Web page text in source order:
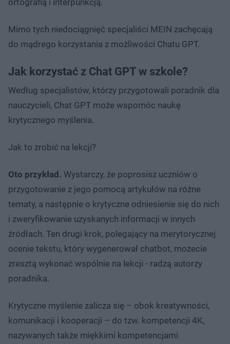
Mimo tych niedociągnięć specjaliści MEIN zachęcają
do mądrego korzystania z możliwości Chatu GPT.
Jak korzystać z Chat GPT w szkole?
Według specjalistów, którzy przygotowali poradnik dla
nauczycieli, Chat GPT może wspomóc naukę
krytycznego myślenia.
Jak to zrobić na lekcji?
Oto przykład. Wystarczy, że poprosisz uczniów o
przygotowanie z jego pomocą artykułów na różne
tematy, a następnie o krytyczne odniesienie się do nich
i zweryfikowanie uzyskanych informacji w innych
źródłach. Ten drugi krok, polegający na merytorycznej
ocenie tekstu, który wygenerował chatbot, możecie
zresztą wykonać wspólnie na lekcji - radzą autorzy
poradnika.
Krytyczne myślenie zalicza się – obok kreatywności,
komunikacji i kooperacji – do tzw. kompetencji 4K,
nazywanych także miękkimi kompetencjami